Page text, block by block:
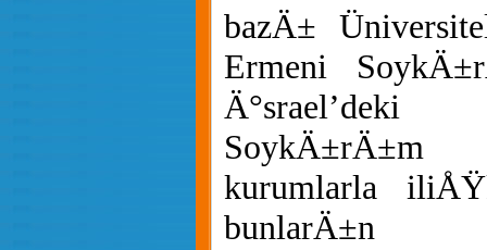
bazÄ±
Ermeni
kurumlarla
bunlarÄ±n